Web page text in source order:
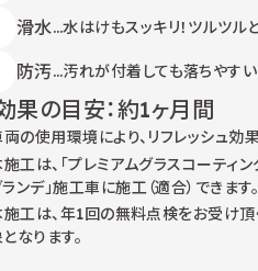
滑水…水はけもスッキリ！ツルツル
防汚…汚れが付着しても落ちやす
果の目安：約1ヶ月間
の使用環境により、リフレッシュ効
工は、「プレミアムグラスコーティン
ンデ」施工車に施工（適合）できます。
工は、年1回の無料点検をお受け
なります。